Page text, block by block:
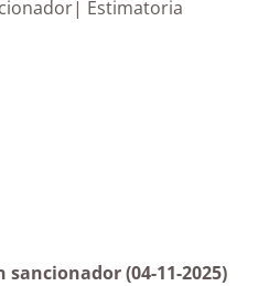
Estimatoria
(04-11-2025)